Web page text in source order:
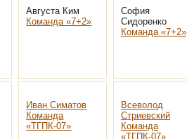
Августа Ким
Команда «7+2»
София
Сидоренко
Команда «7+2»
Иван Симатов
Команда
«ТГПК-07»
Всеволод
Стриевский
Команда
«ТГПК-07»